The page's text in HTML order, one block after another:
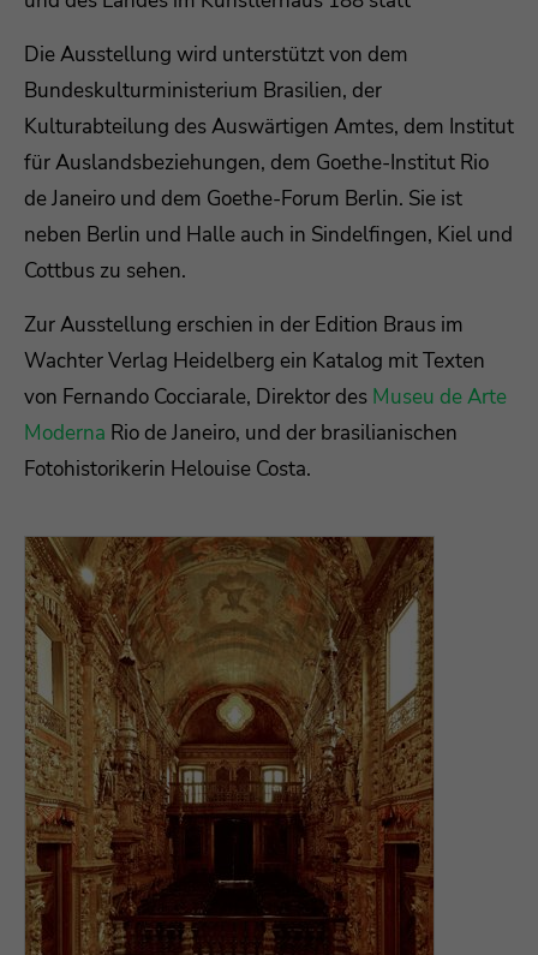
Die Ausstellung wird unterstützt von dem
Bundeskulturministerium Brasilien, der
Kulturabteilung des Auswärtigen Amtes, dem Institut
für Auslandsbeziehungen, dem Goethe-Institut Rio
de Janeiro und dem Goethe-Forum Berlin. Sie ist
neben Berlin und Halle auch in Sindelfingen, Kiel und
Cottbus zu sehen.
Zur Ausstellung erschien in der Edition Braus im
Wachter Verlag Heidelberg ein Katalog mit Texten
von Fernando Cocciarale, Direktor des Museu de Arte
Moderna Rio de Janeiro, und der brasilianischen
Fotohistorikerin Helouise Costa.